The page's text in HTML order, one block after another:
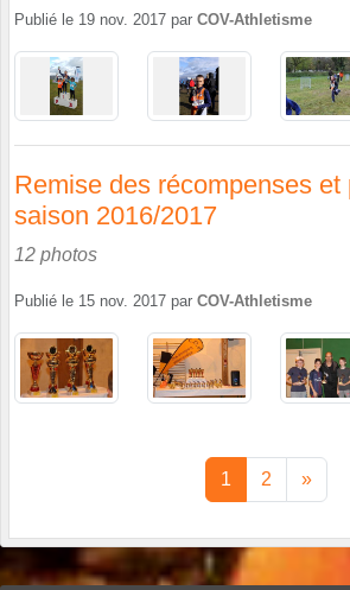
Publié le 19 nov. 2017 par COV-Athletisme
Remise des récompenses et
saison 2016/2017
12 photos
Publié le 15 nov. 2017 par COV-Athletisme
1 2 »